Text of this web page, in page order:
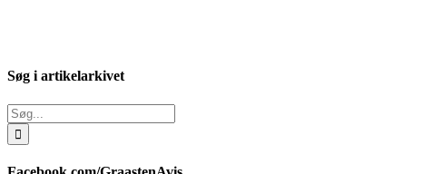
Søg i artikelarkivet
Søg
efter: